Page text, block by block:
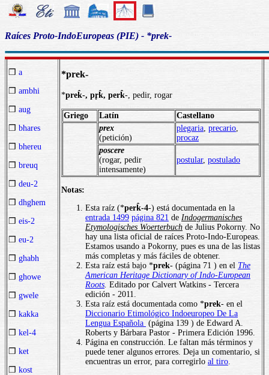
Raíces Proto-IndoEuropeas (PIE) - *prek-
❒ a
❒ ambhi
❒ aug
❒ bhares
❒ bhereu
❒ breuq
❒ deu-2
❒ dhghem
❒ eis-2
❒ eu-2
❒ ghabh
❒ ghowe
❒ gwele
❒ kakka
❒ kel-4
❒ ket
❒ kost
*prek-
*prek̂-, pr̥k̂, perk̂-, pedir, rogar
Griego Latín
Castellano
prex
(petición)
plegaria precario
procaz
poscere
(rogar, pedir
intensamente)
postular, postulado
Notas:
Esta raíz (*perk̂-4-) está documentada en la
entrada 1499 página 821 de Indogermanisches
Etymologisches Woerterbuch de Julius Pokorny. No
hay una lista oficial de raíces Proto-Indo-Europeas.
Estamos usando a Pokorny, pues es una de las listas
más completas y más fáciles de obtener.
Esta raíz está bajo *prek- (página 71 ) en el The
American Heritage Dictionary of Indo-European
Roots Editado por Calvert Watkins - Tercera
edición - 2011.
Esta raíz está documentada como *prek- en el
Diccionario Etimológico Indoeuropeo De La
Lengua Española (página 139 ) de Edward A.
Roberts y Bárbara Pastor - Primera Edición 1996.
Página en construcción. Le faltan más términos y
puede tener algunos errores. Deja un comentario, si
encuentras un error, para corregirlo al tiro